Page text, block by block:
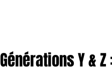
Générations Y & Z :